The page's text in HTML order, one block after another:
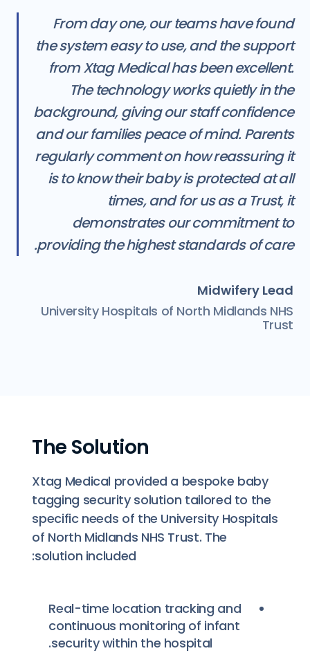
From day one, our teams have found
the system easy to use, and the support
from Xtag Medical has been excellent.
The technology works quietly in the
background, giving our staff confidence
and our families peace of mind. Parents
regularly comment on how reassuring it
is to know their baby is protected at all
times, and for us as a Trust, it
demonstrates our commitment to
providing the highest standards of care.
Midwifery Lead
University Hospitals of North Midlands NHS
Trust
The Solution
Xtag Medical provided a bespoke baby
tagging security solution tailored to the
specific needs of the University Hospitals
of North Midlands NHS Trust. The
solution included:
Real-time location tracking and
continuous monitoring of infant
security within the hospital.